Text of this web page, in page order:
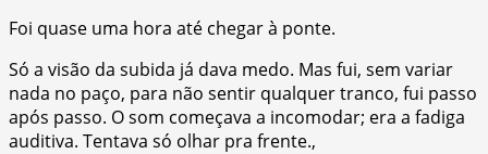
Foi quase uma hora até chegar à ponte.
Só a visão da subida já dava medo. Mas fui, sem variar
nada no paço, para não sentir qualquer tranco, fui passo
após passo. O som começava a incomodar; era a fadiga
auditiva. Tentava só olhar pra frente.,